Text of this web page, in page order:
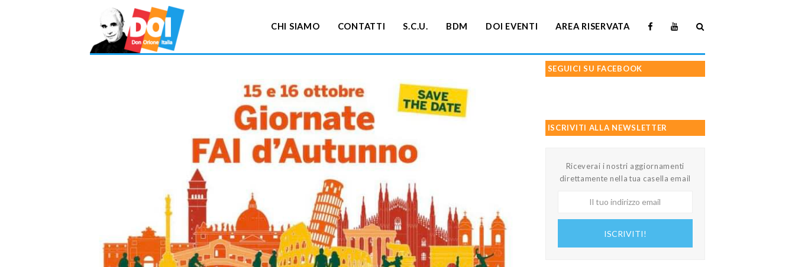
CHI SIAMO CONTATTI S.C.U. BDM DOI EVENTI AREA RISERVATA
SEGUICI SU FACEBOOK
ISCRIVITI ALLA NEWSLETTER
Riceverai i nostri aggiornamenti
direttamente nella tua casella email
ISCRIVITI!